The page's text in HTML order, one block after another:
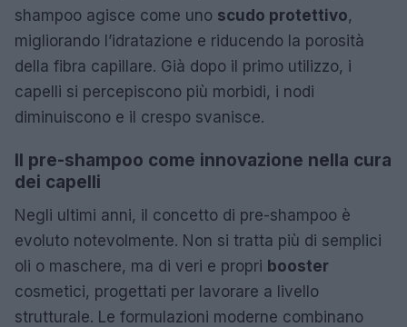
shampoo agisce come uno scudo protettivo,
migliorando l’idratazione e riducendo la porosità
della fibra capillare. Già dopo il primo utilizzo, i
capelli si percepiscono più morbidi, i nodi
diminuiscono e il crespo svanisce.
Il pre-shampoo come innovazione nella cura
dei capelli
Negli ultimi anni, il concetto di pre-shampoo è
evoluto notevolmente. Non si tratta più di semplici
oli o maschere, ma di veri e propri booster
cosmetici, progettati per lavorare a livello
strutturale. Le formulazioni moderne combinano